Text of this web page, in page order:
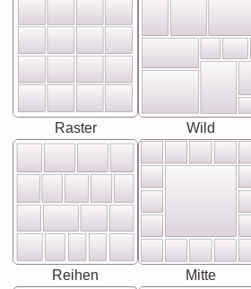
Raster Wild
Reihen Mitte